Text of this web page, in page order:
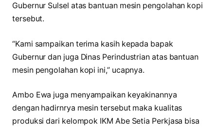
Gubernur Sulsel atas bantuan mesin pengolahan kopi
tersebut.
“Kami sampaikan terima kasih kepada bapak
Gubernur dan juga Dinas Perindustrian atas bantuan
mesin pengolahan kopi ini,” ucapnya.
Ambo Ewa juga menyampaikan keyakinannya
dengan hadirnrya mesin tersebut maka kualitas
produksi dari kelompok IKM Abe Setia Perkjasa bisa